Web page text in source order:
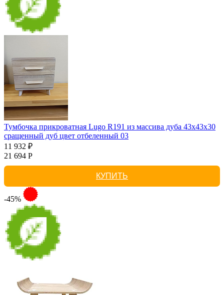
Тумбочка прикроватная Lugo R191 из массива дуба 43х43х30
сращенный дуб цвет отбеленный 03
11 932 ₽
21 694 Р
КУПИТЬ
-45%